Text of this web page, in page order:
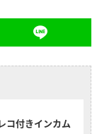
コ付きインカム